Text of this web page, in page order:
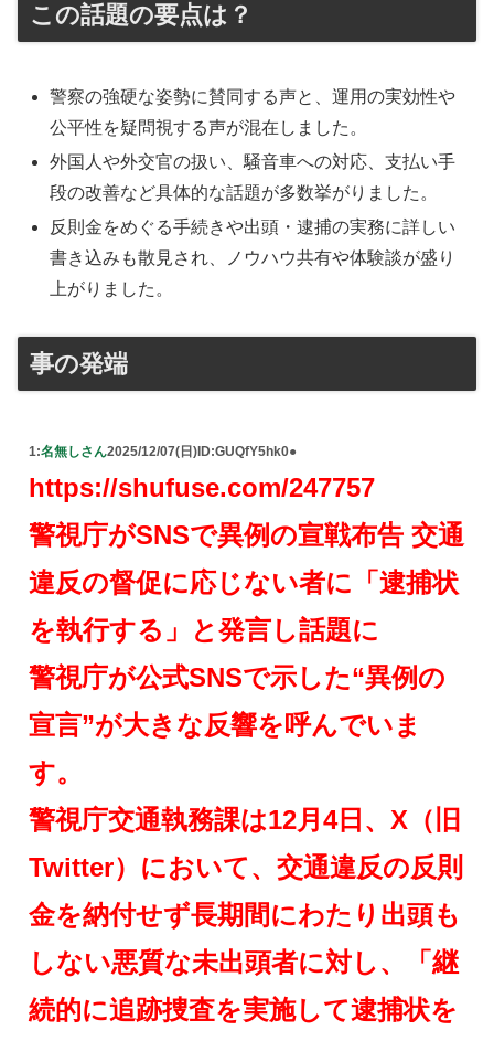
この話題の要点は？
警察の強硬な姿勢に賛同する声と、運用の実効性や
公平性を疑問視する声が混在しました。
外国人や外交官の扱い、騒音車への対応、支払い手
段の改善など具体的な話題が多数挙がりました。
反則金をめぐる手続きや出頭・逮捕の実務に詳しい
書き込みも散見され、ノウハウ共有や体験談が盛り
上がりました。
事の発端
1:名無しさん2025/12/07(日) ID:GUQfY5hk0●
https://shufuse.com/247757
警視庁がSNSで異例の宣戦布告 交通
違反の督促に応じない者に「逮捕状
を執行する」と発言し話題に
警視庁が公式SNSで示した“異例の
宣言”が大きな反響を呼んでいま
す。
警視庁交通執務課は12月4日、X（旧
Twitter）において、交通違反の反則
金を納付せず長期間にわたり出頭も
しない悪質な未出頭者に対し、「継
続的に追跡捜査を実施して逮捕状を